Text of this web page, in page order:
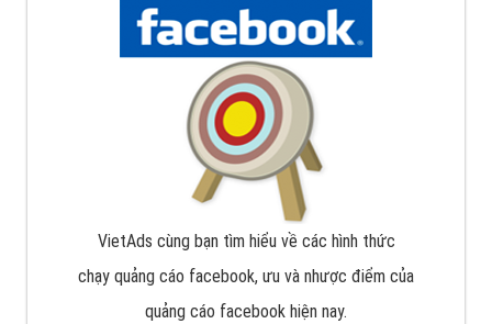
VietAds cùng bạn tìm hiểu về các hình thức
chạy quảng cáo facebook, ưu và nhược điểm của
quảng cáo facebook hiện nay.